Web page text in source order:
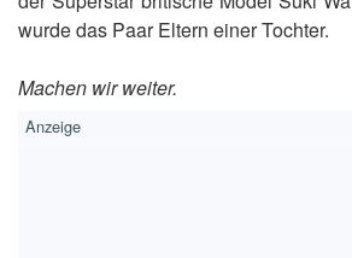
wurde das Paar Eltern einer Tochter.
Machen wir weiter.